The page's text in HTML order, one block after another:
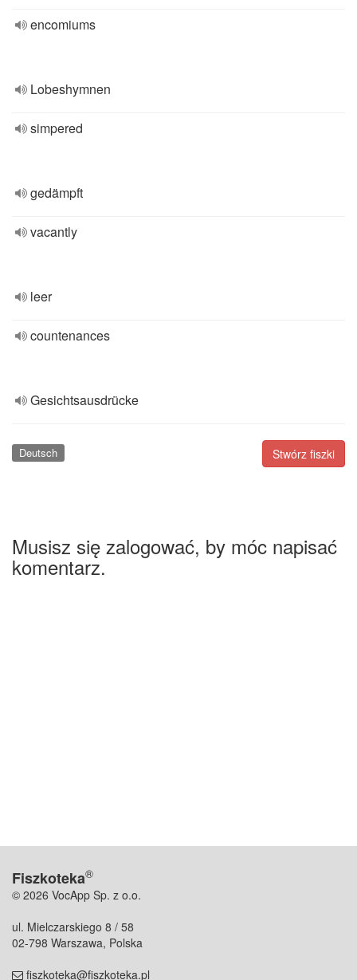
encomiums
Lobeshymnen
simpered
gedämpft
vacantly
leer
countenances
Gesichtsausdrücke
Stwórz fiszki
Deutsch
Musisz się zalogować, by móc napisać
komentarz.
Fiszkoteka®
© 2026 VocApp Sp. z o.o.
ul. Mielczarskiego 8 / 58
02-798 Warszawa, Polska
fiszkoteka@fiszkoteka.pl